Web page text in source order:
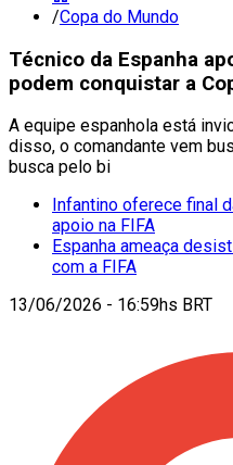
/Copa do Mundo
Técnico da Espanha
podem conquistar a
A equipe espanhola está
disso, o comandante vem
busca pelo bi
Infantino oferece final
apoio na FIFA
Espanha ameaça
com a FIFA
13/06/2026 - 16:59hs BRT